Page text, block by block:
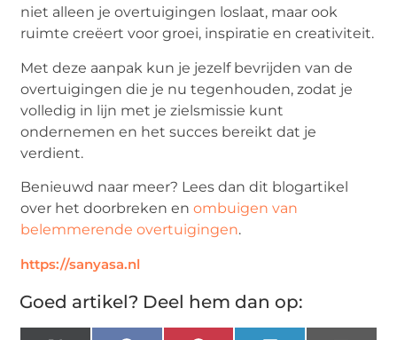
niet alleen je overtuigingen loslaat, maar ook
ruimte creëert voor groei, inspiratie en creativiteit.
Met deze aanpak kun je jezelf bevrijden van de
overtuigingen die je nu tegenhouden, zodat je
volledig in lijn met je zielsmissie kunt
ondernemen en het succes bereikt dat je
verdient.
Benieuwd naar meer? Lees dan dit blogartikel
over het doorbreken enombuigen van
belemmerende overtuigingen.
https://sanyasa.nl
Goed artikel? Deel hem dan op: